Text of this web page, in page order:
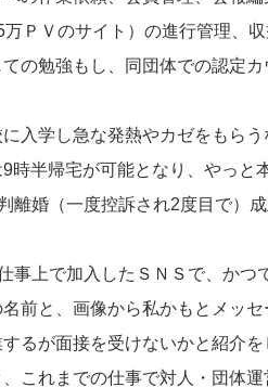
ＰＶのサイト）の進行管理、
の勉強もし、同団体での認定
入学し急な発熱やカゼをもら
時半帰宅が可能となり、やっと
婚（一度控訴され2度目で）
上で加入したＳＮＳで、かつ
前と、画像から私かもとメッ
るが面接を受けないかと紹介
これまでの仕事で対人・団体